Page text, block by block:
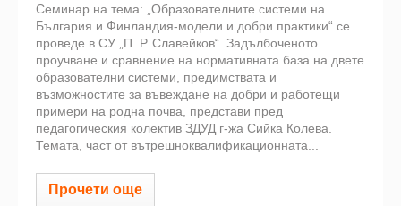
Семинар на тема: „Образователните системи на
България и Финландия-модели и добри практики“ се
проведе в СУ „П. Р. Славейков“. Задълбоченото
проучване и сравнение на нормативната база на двете
образователни системи, предимствата и
възможностите за въвеждане на добри и работещи
примери на родна почва, представи пред
педагогическия колектив ЗДУД г-жа Сийка Колева.
Темата, част от вътрешноквалификационната...
Прочети още